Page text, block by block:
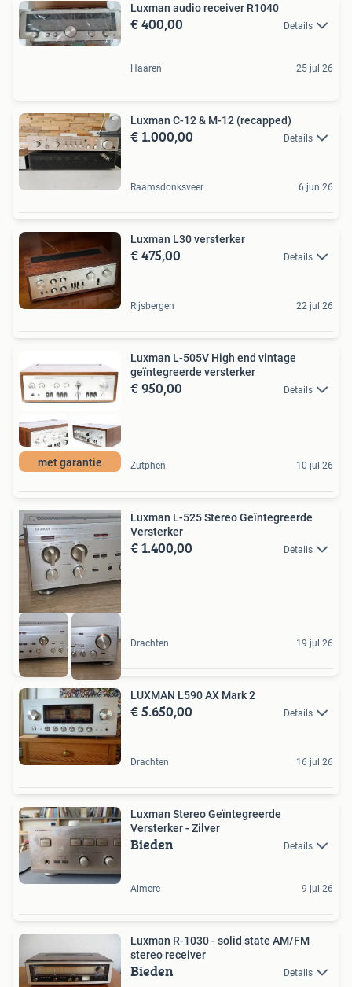
Luxman audio receiver R1040
€ 400,00 Details
Haaren 25 jul 26
Luxman C-12 & M-12 (recapped)
€ 1.000,00 Details
Raamsdonksveer 6 jun 26
Luxman L30 versterker
€ 475,00 Details
Rijsbergen 22 jul 26
met garantie
Luxman L-505V High end vintage
geïntegreerde versterker
€ 950,00 Details
Zutphen 10 jul 26
Luxman L-525 Stereo Geïntegreerde
Versterker
€ 1.400,00 Details
Drachten 19 jul 26
LUXMAN L590 AX Mark 2
€ 5.650,00 Details
Drachten 16 jul 26
Luxman Stereo Geïntegreerde
Versterker - Zilver
Bieden Details
Almere 9 jul 26
Luxman R-1030 - solid state AM/FM
stereo receiver
Bieden Details